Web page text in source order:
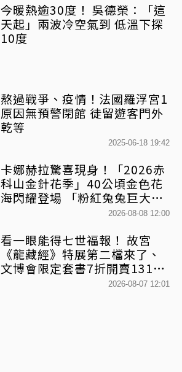
今暖熱逾30度！ 吳德榮：「這
天起」兩波冷空氣到 低溫下探
10度
熬過戰爭、疫情！法國羅浮宮1
原因無預警閉館 徒留遊客門外
乾等
2025-06-18 19:42
卡娜赫拉驚喜現身！「2026赤
科山金針花季」40公頃金色花
海閃耀登場 「粉紅兔兔巨大氣
球+超狂500樂遊券」快追
2026-08-08 12:00
看一眼能得七世福報！ 故宮
《龍藏經》特展第二檔來了、
文博會限定套書7折開賣131萬
網驚：貧窮限制想像2026-08-07 12:01